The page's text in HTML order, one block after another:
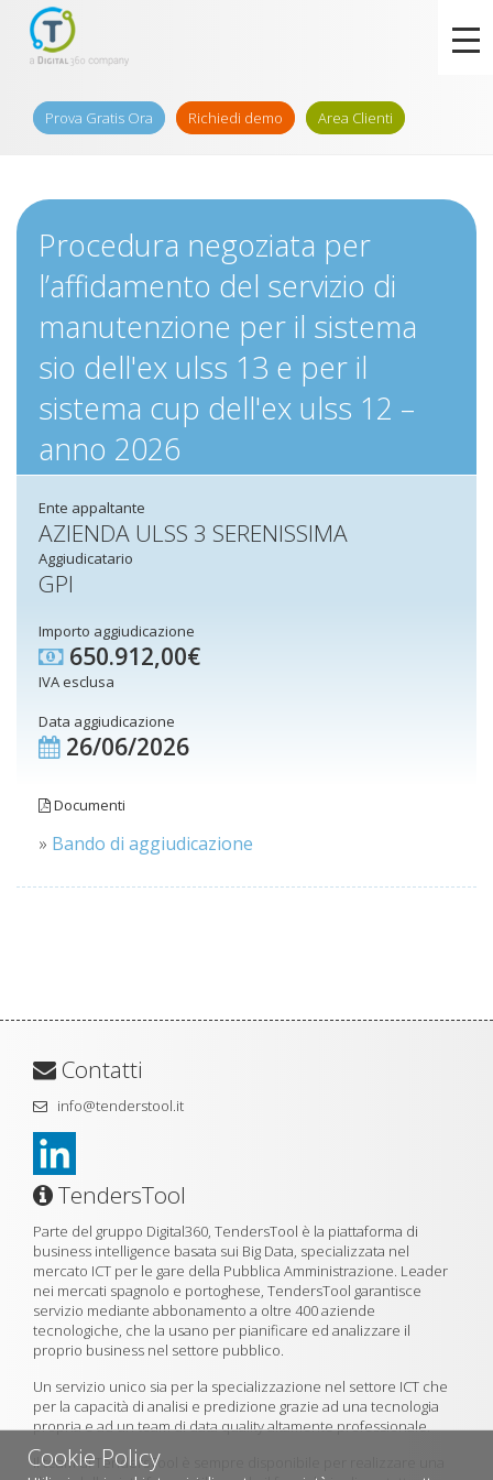
Prova Gratis Ora Richiedi demo Area Clienti
Cookie Policy
Procedura negoziata per
l’affidamento del servizio di
manutenzione per il sistema
sio dell'ex ulss 13 e per il
sistema cup dell'ex ulss 12 –
anno 2026
Ente appaltante
AZIENDA ULSS 3 SERENISSIMA
Aggiudicatario
GPI
Importo aggiudicazione
650.912,00€
IVA esclusa
Data aggiudicazione
26/06/2026
Documenti
» Bando di aggiudicazione
Contatti
info@tenderstool.it
TendersTool
Parte del gruppo Digital360, TendersTool è la piattaforma di
business intelligence basata sui Big Data, specializzata nel
mercato ICT per le gare della Pubblica Amministrazione. Leader
nei mercati spagnolo e portoghese, TendersTool garantisce
servizio mediante abbonamento a oltre 400 aziende
tecnologiche, che la usano per pianificare ed analizzare il
proprio business nel settore pubblico.
Un servizio unico sia per la specializzazione nel settore ICT che
per la capacità di analisi e predizione grazie ad una tecnologia
propria e ad un team di data quality altamente professionale.
Il team di TendersTool è sempre disponibile per realizzare una